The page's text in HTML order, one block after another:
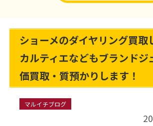
ショーメのダイヤリング買取
カルティエなどもブランドジ
価買取・質預かりします！
マルイチブログ